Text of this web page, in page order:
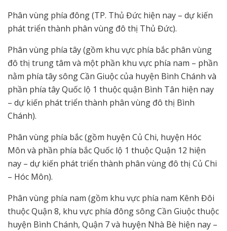
Phân vùng phía đông (TP. Thủ Đức hiện nay – dự kiến
phát triển thành phân vùng đô thị Thủ Đức).
Phân vùng phía tây (gồm khu vực phía bắc phân vùng
đô thị trung tâm và một phần khu vực phía nam – phần
nằm phía tây sông Cần Giuộc của huyện Bình Chánh và
phần phía tây Quốc lộ 1 thuộc quận Bình Tân hiện nay
– dự kiến phát triển thành phân vùng đô thị Bình
Chánh).
Phân vùng phía bắc (gồm huyện Củ Chi, huyện Hóc
Môn và phần phía bắc Quốc lộ 1 thuộc Quận 12 hiện
nay – dự kiến phát triển thành phân vùng đô thị Củ Chi
– Hóc Môn).
Phân vùng phía nam (gồm khu vực phía nam Kênh Đôi
thuộc Quận 8, khu vực phía đông sông Cần Giuộc thuộc
huyện Bình Chánh, Quận 7 và huyện Nhà Bè hiện nay –